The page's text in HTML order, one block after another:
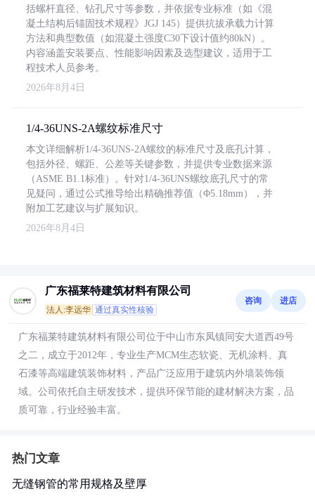
括螺杆直径、钻孔尺寸等参数，并依据专业标准（如《混
凝土结构后锚固技术规程》JGJ 145）提供抗拔承载力计算
方法和典型数值（如混凝土强度C30下设计值约80kN）。
内容涵盖安装要点、性能影响因素及选型建议，适用于工
程技术人员参考。
2026年8月4日
1/4-36UNS-2A螺纹标准尺寸
本文详细解析1/4-36UNS-2A螺纹的标准尺寸及底孔计算，
包括外径、螺距、公差等关键参数，并提供专业数据来源
（ASME B1.1标准）。针对1/4-36UNS螺纹底孔尺寸的常
见疑问，通过公式推导给出精确推荐值（Φ5.18mm），并
附加工艺建议与扩展知识。
2026年8月4日
广东福莱特建筑材料有限公司
法人:李远华 通过真实性核验
咨询 进店
广东福莱特建筑材料有限公司位于中山市东凤镇同安大道西49号
之二，成立于2012年，专业生产MCM生态软瓷、无机涂料、真
石漆等高端建筑装饰材料，产品广泛应用于建筑内外墙装饰领
域。公司依托自主研发技术，提供环保节能的建材解决方案，品
质可靠，行业经验丰富。
热门文章
无缝钢管的常用规格及壁厚